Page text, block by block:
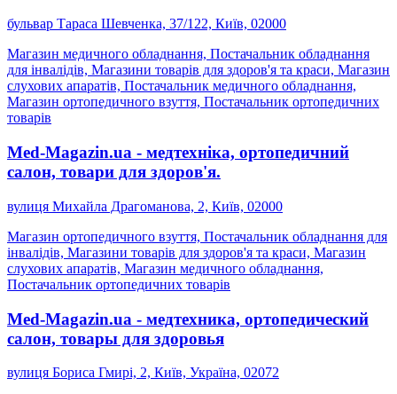
бульвар Тараса Шевченка, 37/122, Київ, 02000
Магазин медичного обладнання, Постачальник обладнання
для інвалідів, Магазини товарів для здоров'я та краси, Магазин
слухових апаратів, Постачальник медичного обладнання,
Магазин ортопедичного взуття, Постачальник ортопедичних
товарів
Med-Magazin.ua - медтехніка, ортопедичний
салон, товари для здоров'я.
вулиця Михайла Драгоманова, 2, Київ, 02000
Магазин ортопедичного взуття, Постачальник обладнання для
інвалідів, Магазини товарів для здоров'я та краси, Магазин
слухових апаратів, Магазин медичного обладнання,
Постачальник ортопедичних товарів
Med-Magazin.ua - медтехника, ортопедический
салон, товары для здоровья
вулиця Бориса Гмирі, 2, Київ, Україна, 02072